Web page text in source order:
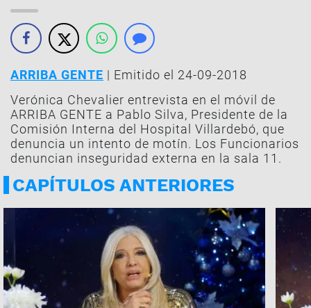
ARRIBA GENTE | Emitido el 24-09-2018
Verónica Chevalier entrevista en el móvil de
ARRIBA GENTE a Pablo Silva, Presidente de la
Comisión Interna del Hospital Villardebó, que
denuncia un intento de motín. Los Funcionarios
denuncian inseguridad externa en la sala 11.
CAPÍTULOS ANTERIORES